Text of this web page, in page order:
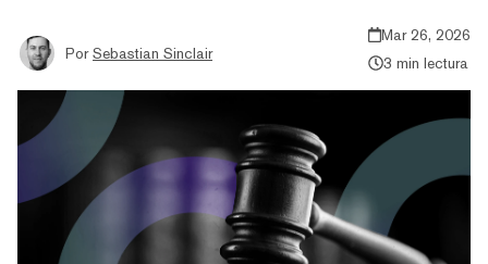
Por Sebastian Sinclair
Mar 26, 2026
3 min lectura